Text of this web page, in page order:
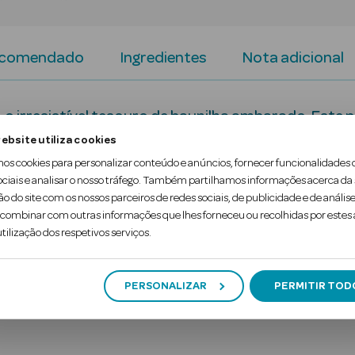
utiliza cookies
cookies para personalizar conteúdo e anúncios, fornecer funcionalidades
e analisar o nosso tráfego. Também partilhamos informações acerca da
do site com os nossos parceiros de redes sociais, de publicidade e de
com outras informações que lhes forneceu ou recolhidas por estes
dos respetivos serviços.
PERSONALIZAR PERMITIR
Ingredientes Nota adicional
o irresistível tesouro de baunilha ambarado.
expressa sensualidade e preciosidade.
baunilha intrigante, pelo jasmim delicado e